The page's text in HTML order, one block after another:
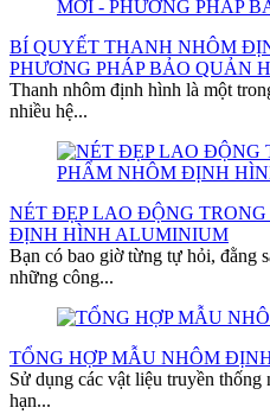
BÍ QUYẾT THANH NHÔM
PHƯƠNG PHÁP BẢO QUẢN
Thanh nhôm định hình là một
nhiều hệ...
NÉT ĐẸP LAO ĐỘNG
ĐỊNH HÌNH ALUMINIUM
Bạn có bao giờ từng tự hỏi, đằng
những công...
TỔNG HỢP MẪU NHÔM
Sử dụng các vật liệu truyền
hạn...